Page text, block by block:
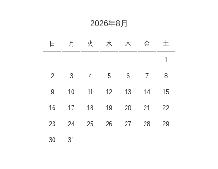
2026年8月
日 月 火 水 木 金 土
1
2 3 4 5 6 7 8
9 10 11 12 13 14 15
16 17 18 19 20 21 22
23 24 25 26 27 28 29
30 31